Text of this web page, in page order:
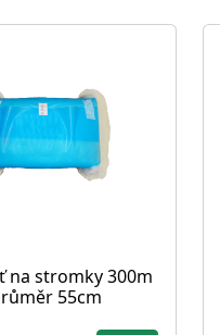
na stromky 300m
55cm